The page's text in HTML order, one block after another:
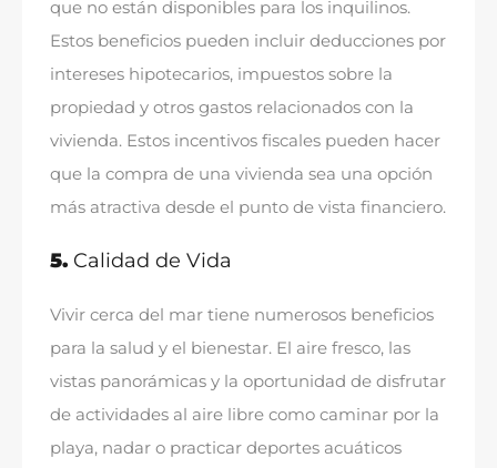
que no están disponibles para los inquilinos.
Estos beneficios pueden incluir deducciones por
intereses hipotecarios, impuestos sobre la
propiedad y otros gastos relacionados con la
vivienda. Estos incentivos fiscales pueden hacer
que la compra de una vivienda sea una opción
más atractiva desde el punto de vista financiero.
5. Calidad de Vida
Vivir cerca del mar tiene numerosos beneficios
para la salud y el bienestar. El aire fresco, las
vistas panorámicas y la oportunidad de disfrutar
de actividades al aire libre como caminar por la
playa, nadar o practicar deportes acuáticos